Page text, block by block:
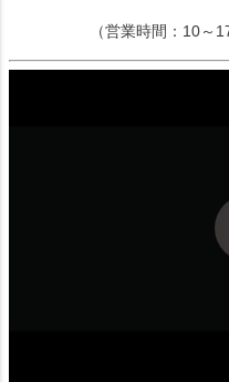
（営業時間：10～